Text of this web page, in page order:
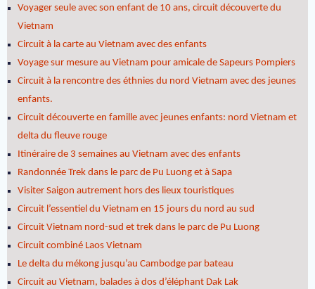
Voyager seule avec son enfant de 10 ans, circuit découverte du
Vietnam
Circuit à la carte au Vietnam avec des enfants
Voyage sur mesure au Vietnam pour amicale de Sapeurs Pompiers
Circuit à la rencontre des éthnies du nord Vietnam avec des jeunes
enfants.
Circuit découverte en famille avec jeunes enfants: nord Vietnam et
delta du fleuve rouge
Itinéraire de 3 semaines au Vietnam avec des enfants
Randonnée Trek dans le parc de Pu Luong et à Sapa
Visiter Saigon autrement hors des lieux touristiques
Circuit l’essentiel du Vietnam en 15 jours du nord au sud
Circuit Vietnam nord-sud et trek dans le parc de Pu Luong
Circuit combiné Laos Vietnam
Le delta du mékong jusqu’au Cambodge par bateau
Circuit au Vietnam, balades à dos d’éléphant Dak Lak